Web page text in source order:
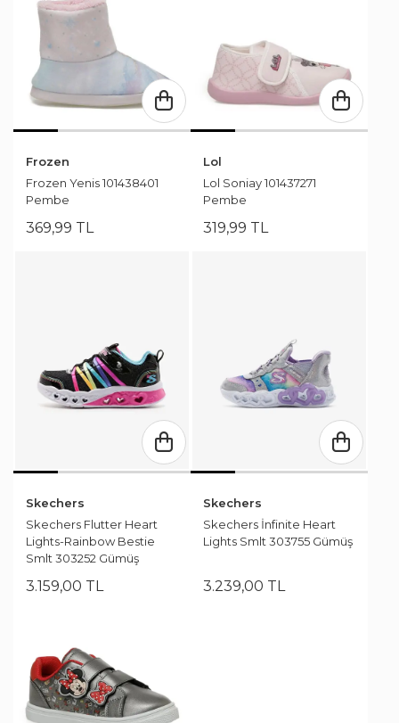
Frozen
Frozen Yenis 101438401
Pembe
369,99 TL
Lol
Lol Soniay 101437271
Pembe
319,99 TL
Skechers
Skechers Flutter Heart
Lights-Rainbow Bestie
Smlt 303252 Gümüş
3.159,00 TL
Skechers
Skechers İnfinite Heart
Lights Smlt 303755 Gümüş
3.239,00 TL